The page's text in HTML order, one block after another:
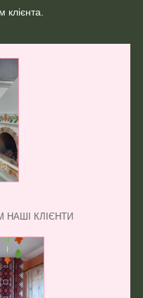
НАШІ КЛІЄНТИ